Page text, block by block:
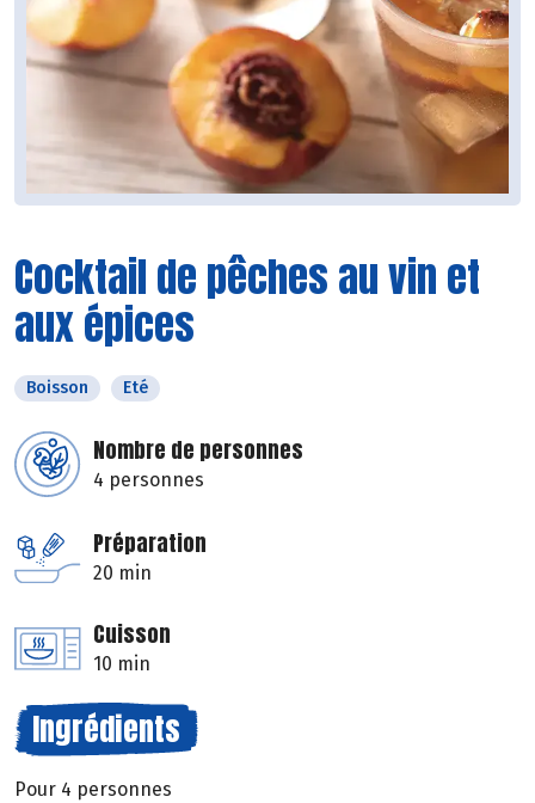
Cocktail de pêches au vin et
aux épices
Boisson Eté
Nombre de personnes
4 personnes
Préparation
20 min
Cuisson
10 min
Ingrédients
Pour 4 personnes